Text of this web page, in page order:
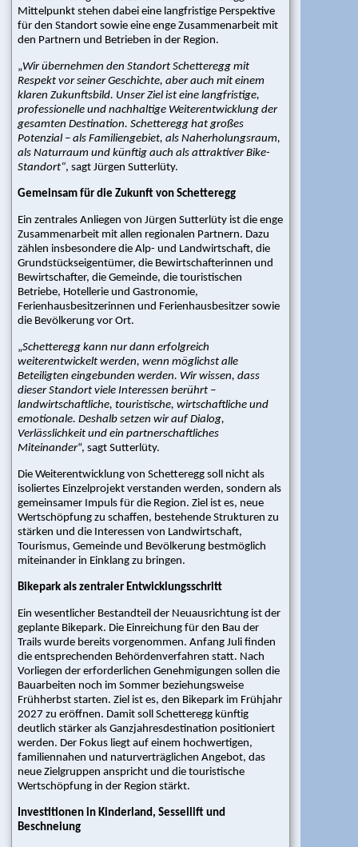
|
Wirtschaft
|
|
Skischulen/Skiverleih
|
Urban
|
Karriere
Aktuell
|
Zukunft
|
Archiv
Angebote
|
Gesuche
Mediathek
Bildergallerie
|
Videos
Events
Messen
|
|
Seminare
|
Weitere
Events
Service
Newsletter
|
Archiv
|
Kontakt
Impressum
|
Mittelpunkt stehen dabei eine langfristige Perspektive
für den Standort sowie eine enge Zusammenarbeit mit
den Partnern und Betrieben in der Region.
„Wir übernehmen den Standort Schetteregg mit
Respekt vor seiner Geschichte, aber auch mit einem
klaren Zukunftsbild. Unser Ziel ist eine langfristige,
professionelle und nachhaltige Weiterentwicklung der
gesamten Destination. Schetteregg hat großes
Potenzial – als Familiengebiet, als Naherholungsraum,
als Naturraum und künftig auch als attraktiver Bike-
Standort“, sagt Jürgen Sutterlüty.
Gemeinsam für die Zukunft von Schetteregg
Ein zentrales Anliegen von Jürgen Sutterlüty ist die enge
Zusammenarbeit mit allen regionalen Partnern. Dazu
zählen insbesondere die Alp- und Landwirtschaft, die
Grundstückseigentümer, die Bewirtschafterinnen und
Bewirtschafter, die Gemeinde, die touristischen
Betriebe, Hotellerie und Gastronomie,
Ferienhausbesitzerinnen und Ferienhausbesitzer sowie
die Bevölkerung vor Ort.
„Schetteregg kann nur dann erfolgreich
weiterentwickelt werden, wenn möglichst alle
Beteiligten eingebunden werden. Wir wissen, dass
dieser Standort viele Interessen berührt –
landwirtschaftliche, touristische, wirtschaftliche und
emotionale. Deshalb setzen wir auf Dialog,
Verlässlichkeit und ein partnerschaftliches
Miteinander“, sagt Sutterlüty.
Die Weiterentwicklung von Schetteregg soll nicht als
isoliertes Einzelprojekt verstanden werden, sondern als
gemeinsamer Impuls für die Region. Ziel ist es, neue
Wertschöpfung zu schaffen, bestehende Strukturen zu
stärken und die Interessen von Landwirtschaft,
Tourismus, Gemeinde und Bevölkerung bestmöglich
miteinander in Einklang zu bringen.
Bikepark als zentraler Entwicklungsschritt
Ein wesentlicher Bestandteil der Neuausrichtung ist der
geplante Bikepark. Die Einreichung für den Bau der
Trails wurde bereits vorgenommen. Anfang Juli finden
die entsprechenden Behördenverfahren statt. Nach
Vorliegen der erforderlichen Genehmigungen sollen die
Bauarbeiten noch im Sommer beziehungsweise
Frühherbst starten. Ziel ist es, den Bikepark im Frühjahr
2027 zu eröffnen. Damit soll Schetteregg künftig
deutlich stärker als Ganzjahresdestination positioniert
werden. Der Fokus liegt auf einem hochwertigen,
familiennahen und naturverträglichen Angebot, das
neue Zielgruppen anspricht und die touristische
Wertschöpfung in der Region stärkt.
Investitionen in Kinderland, Sessellift und
Beschneiung